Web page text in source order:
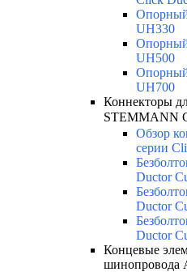
UH330
UH500
UH700
Коннекторы
STEMMANN
Обзор
серии
Ductor
Ductor
Ductor
Концевые
шинопровода